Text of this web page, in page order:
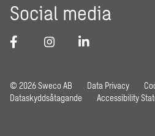
Social media
© 2026 Sweco AB Data Privacy
Dataskyddsåtagande
Accessibility